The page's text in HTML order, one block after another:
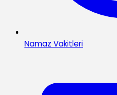
Namaz Vakitleri